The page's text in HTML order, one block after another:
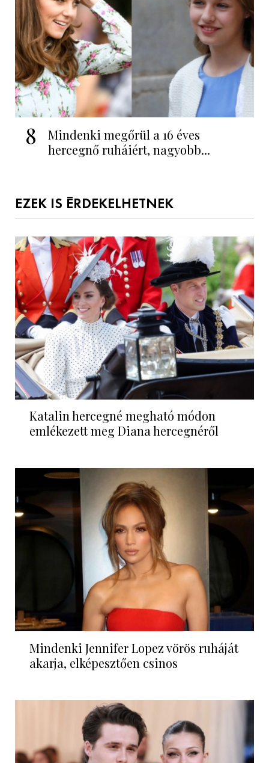
8
Mindenki megőrül a 16 éves
hercegnő ruháiért, nagyobb...
EZEK IS ÉRDEKELHETNEK
Katalin hercegné megható módon
emlékezett meg Diana hercegnéről
Mindenki Jennifer Lopez vörös ruháját
akarja, elképesztően csinos